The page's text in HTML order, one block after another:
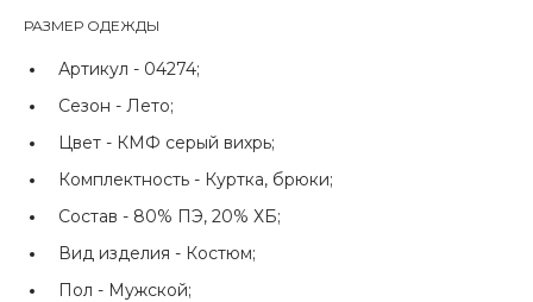
РАЗМЕР ОДЕЖДЫ
Артикул - 04274;
Сезон - Лето;
Цвет - КМФ серый вихрь;
Комплектность - Куртка, брюки;
Состав - 80% ПЭ, 20% ХБ;
Вид изделия - Костюм;
Пол - Мужской;